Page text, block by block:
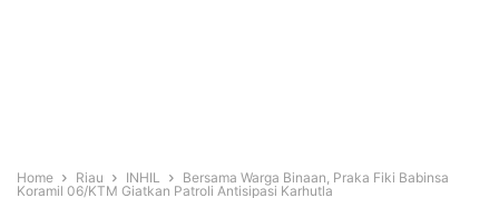
Home Riau INHIL
Bersama Warga Binaan, Praka Fiki Babinsa
Koramil 06/KTM Giatkan Patroli Antisipasi Karhutla